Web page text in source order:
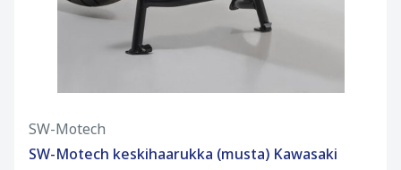
SW-Motech
SW-Motech keskihaarukka (musta) Kawasaki